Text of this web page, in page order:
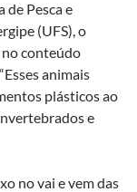
Pesca e
(UFS), o
conteúdo
animais
plásticos ao
e
no vai e vem das